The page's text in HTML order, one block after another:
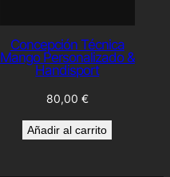
Concepción Técnica
Mango Personalizado &
Handisport
80,00 €
Añadir al carrito